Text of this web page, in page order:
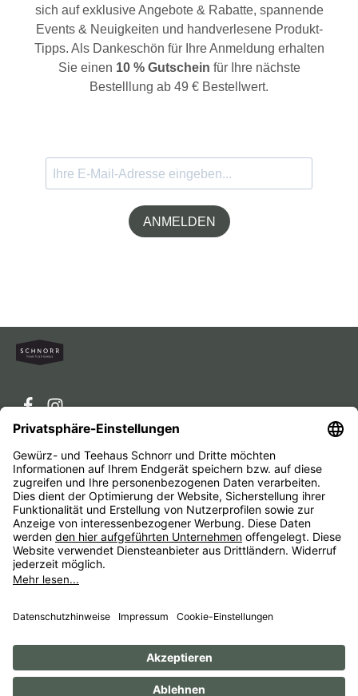
sich auf exklusive Angebote & Rabatte, spannende
Events & Neuigkeiten und handverlesene Produkt-
Tipps. Als Dankeschön für Ihre Anmeldung erhalten
Sie einen 10 % Gutschein für Ihre nächste
Bestelllung ab 49 € Bestellwert.
ANMELDEN
Service-Hotline
Service
Unternehmen
Alle Preise inkl. gesetzl. Mehrwertsteuer zzgl.
anders angegeben.
ImpressumAGBWiderrufsbelehrungenDatenschutz
Barrierefreiheit